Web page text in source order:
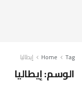
Home Tag إيطاليا
الوسم:إيطاليا